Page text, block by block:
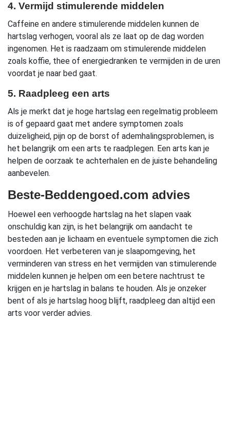
4. Vermijd stimulerende middelen
Caffeine en andere stimulerende middelen kunnen de
hartslag verhogen, vooral als ze laat op de dag worden
ingenomen. Het is raadzaam om stimulerende middelen
zoals koffie, thee of energiedranken te vermijden in de uren
voordat je naar bed gaat.
5. Raadpleeg een arts
Als je merkt dat je hoge hartslag een regelmatig probleem
is of gepaard gaat met andere symptomen zoals
duizeligheid, pijn op de borst of ademhalingsproblemen, is
het belangrijk om een arts te raadplegen. Een arts kan je
helpen de oorzaak te achterhalen en de juiste behandeling
aanbevelen.
Beste-Beddengoed.com advies
Hoewel een verhoogde hartslag na het slapen vaak
onschuldig kan zijn, is het belangrijk om aandacht te
besteden aan je lichaam en eventuele symptomen die zich
voordoen. Het verbeteren van je slaapomgeving, het
verminderen van stress en het vermijden van stimulerende
middelen kunnen je helpen om een betere nachtrust te
krijgen en je hartslag in balans te houden. Als je onzeker
bent of als je hartslag hoog blijft, raadpleeg dan altijd een
arts voor verder advies.